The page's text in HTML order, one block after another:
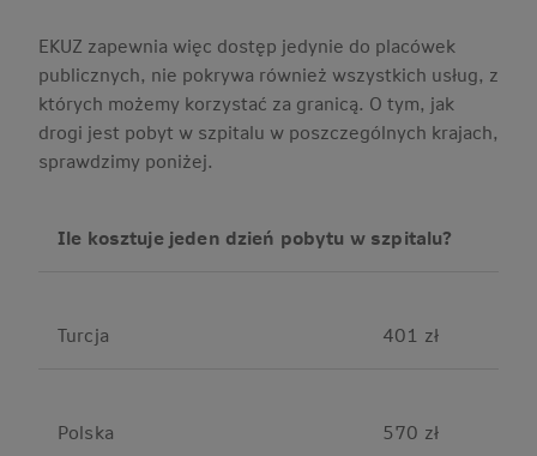
EKUZ zapewnia więc dostęp jedynie do placówek
publicznych, nie pokrywa również wszystkich usług, z
których możemy korzystać za granicą. O tym, jak
drogi jest pobyt w szpitalu w poszczególnych krajach,
sprawdzimy poniżej.
Ile kosztuje jeden dzień pobytu w szpitalu?
Turcja 401 zł
Polska 570 zł